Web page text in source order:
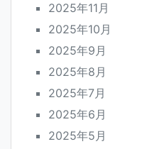
2025年11月
2025年10月
2025年9月
2025年8月
2025年7月
2025年6月
2025年5月